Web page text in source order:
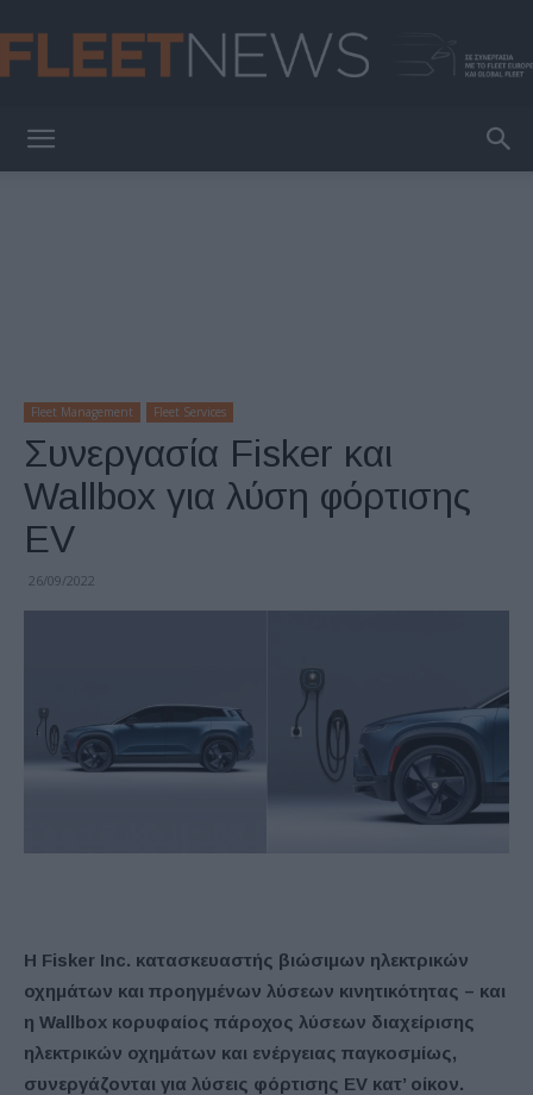
Fleet Management Fleet Services
Συνεργασία Fisker και
Wallbox για λύση φόρτισης
EV
26/09/2022
Η Fisker Inc. κατασκευαστής βιώσιμων ηλεκτρικών
οχημάτων και προηγμένων λύσεων κινητικότητας – και
η Wallbox κορυφαίος πάροχος λύσεων διαχείρισης
ηλεκτρικών οχημάτων και ενέργειας παγκοσμίως,
συνεργάζονται για λύσεις φόρτισης EV κατ’ οίκον.